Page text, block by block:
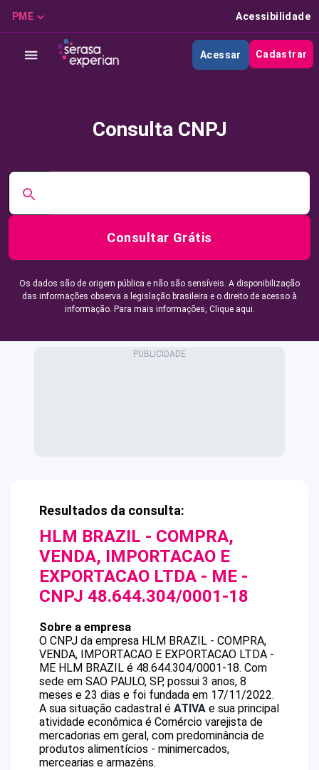
PME Acessibilidade
Acessar Cadastrar
Consulta CNPJ
Consultar Grátis
Os dados são de origem pública e não são sensíveis. A disponibilização
das informações observa a legislação brasileira e o direito de acesso à
informação. Para mais informações, Clique aqui.
Resultados da consulta:
HLM BRAZIL - COMPRA,
VENDA, IMPORTACAO E
EXPORTACAO LTDA - ME -
CNPJ 48.644.304/0001-18
Sobre a empresa
O CNPJ da empresa HLM BRAZIL - COMPRA,
VENDA, IMPORTACAO E EXPORTACAO LTDA -
ME HLM BRAZIL é 48.644.304/0001-18. Com
sede em SAO PAULO, SP, possui 3 anos, 8
meses e 23 dias e foi fundada em 17/11/2022.
A sua situação cadastral é ATIVA e sua principal
atividade econômica é Comércio varejista de
mercadorias em geral, com predominância de
produtos alimentícios - minimercados,
mercearias e armazéns.